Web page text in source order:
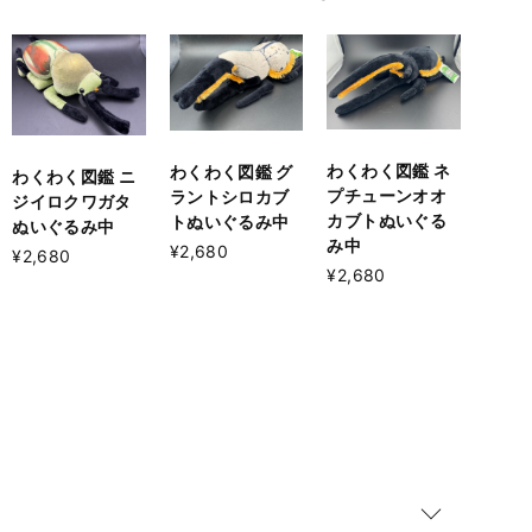
わくわく図鑑 ニ
ジイロクワガタ
ぬいぐるみ中
¥2,680
わくわく図鑑 グ
ラントシロカブ
トぬいぐるみ中
¥2,680
わくわく図鑑 ネ
プチューンオオ
カブトぬいぐる
み中
¥2,680